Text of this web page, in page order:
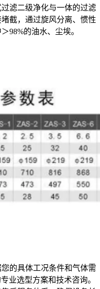
滤二级净化与一体的过滤
截，通过旋风分离、惯性
98%的油水、尘埃。
的具体工况条件和气体需
业选型方案和技术咨询。